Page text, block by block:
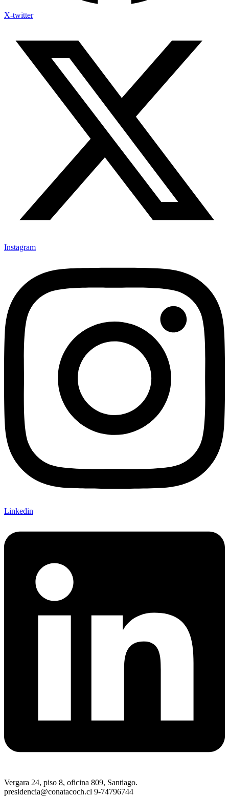
X-twitter
Instagram
Linkedin
Vergara 24, piso 8, oficina 809, Santiago.
presidencia@conatacoch.cl 9-74796744